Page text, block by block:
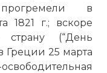
в
1821 г.; вскоре
страну (“День
Греции 25 марта